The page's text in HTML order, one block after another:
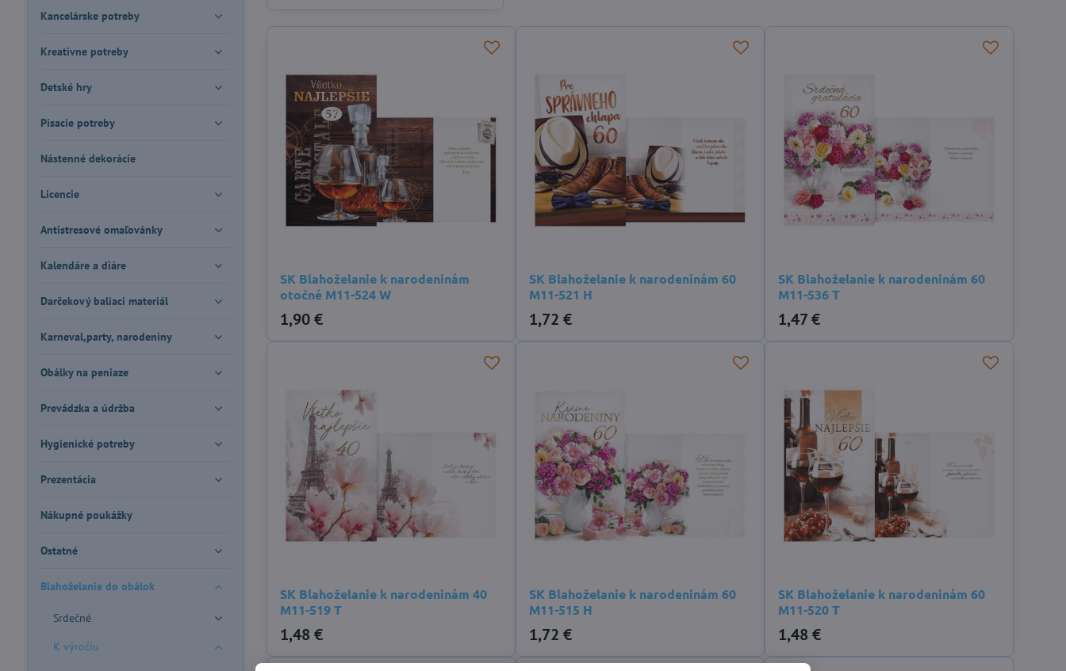
SK Blahoželanie k narodeninám
otočné M11-524 W
1,90 €
SK Blahoželanie k narodeninám 60
M11-521 H
1,72 €
SK Blahoželanie k narodeninám 60
M11-536 T
1,47 €
SK Blahoželanie k narodeninám 40
M11-519 T
1,48 €
SK Blahoželanie k narodeninám 60
M11-515 H
1,72 €
SK Blahoželanie k narodeninám 60
M11-520 T
1,48 €
Kancelárske potreby
Kreatívne potreby
Detské hry
Písacie potreby
Nástenné dekorácie
Licencie
Antistresové omaľovánky
Kalendáre a diáre
Darčekový baliaci materiál
Karneval,party, narodeniny
Obálky na peniaze
Prevádzka a údržba
Hygienické potreby
Prezentácia
Nákupné poukážky
Ostatné
Blahoželanie do obálok
Srdečné
K výročiu